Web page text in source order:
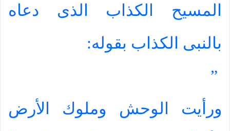
المسيح الكذاب الذى دعاه
بالنبى الكذاب بقوله:
”
ورأيت الوحش وملوك الأرض